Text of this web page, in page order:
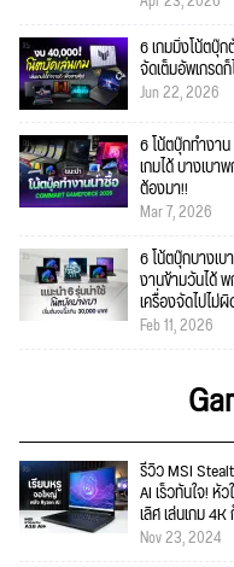
6 เกมมิ่งโน้ตบุ๊
จัดเต็มอัพเกรด
Jun 22, 2026
6 โน้ตบุ๊กทำงา
เกมได้ บางเบ
ต้องมา!!
Mar 7, 2026
6 โน้ตบุ๊กบางเ
งานข้ามวันได้
เครื่องจัดไปไม่
Feb 11, 2026
รีวิว MSI
AI เร็วทันใจ! หั
เลิศ เล่นเกม 4K
Nov 23, 2024